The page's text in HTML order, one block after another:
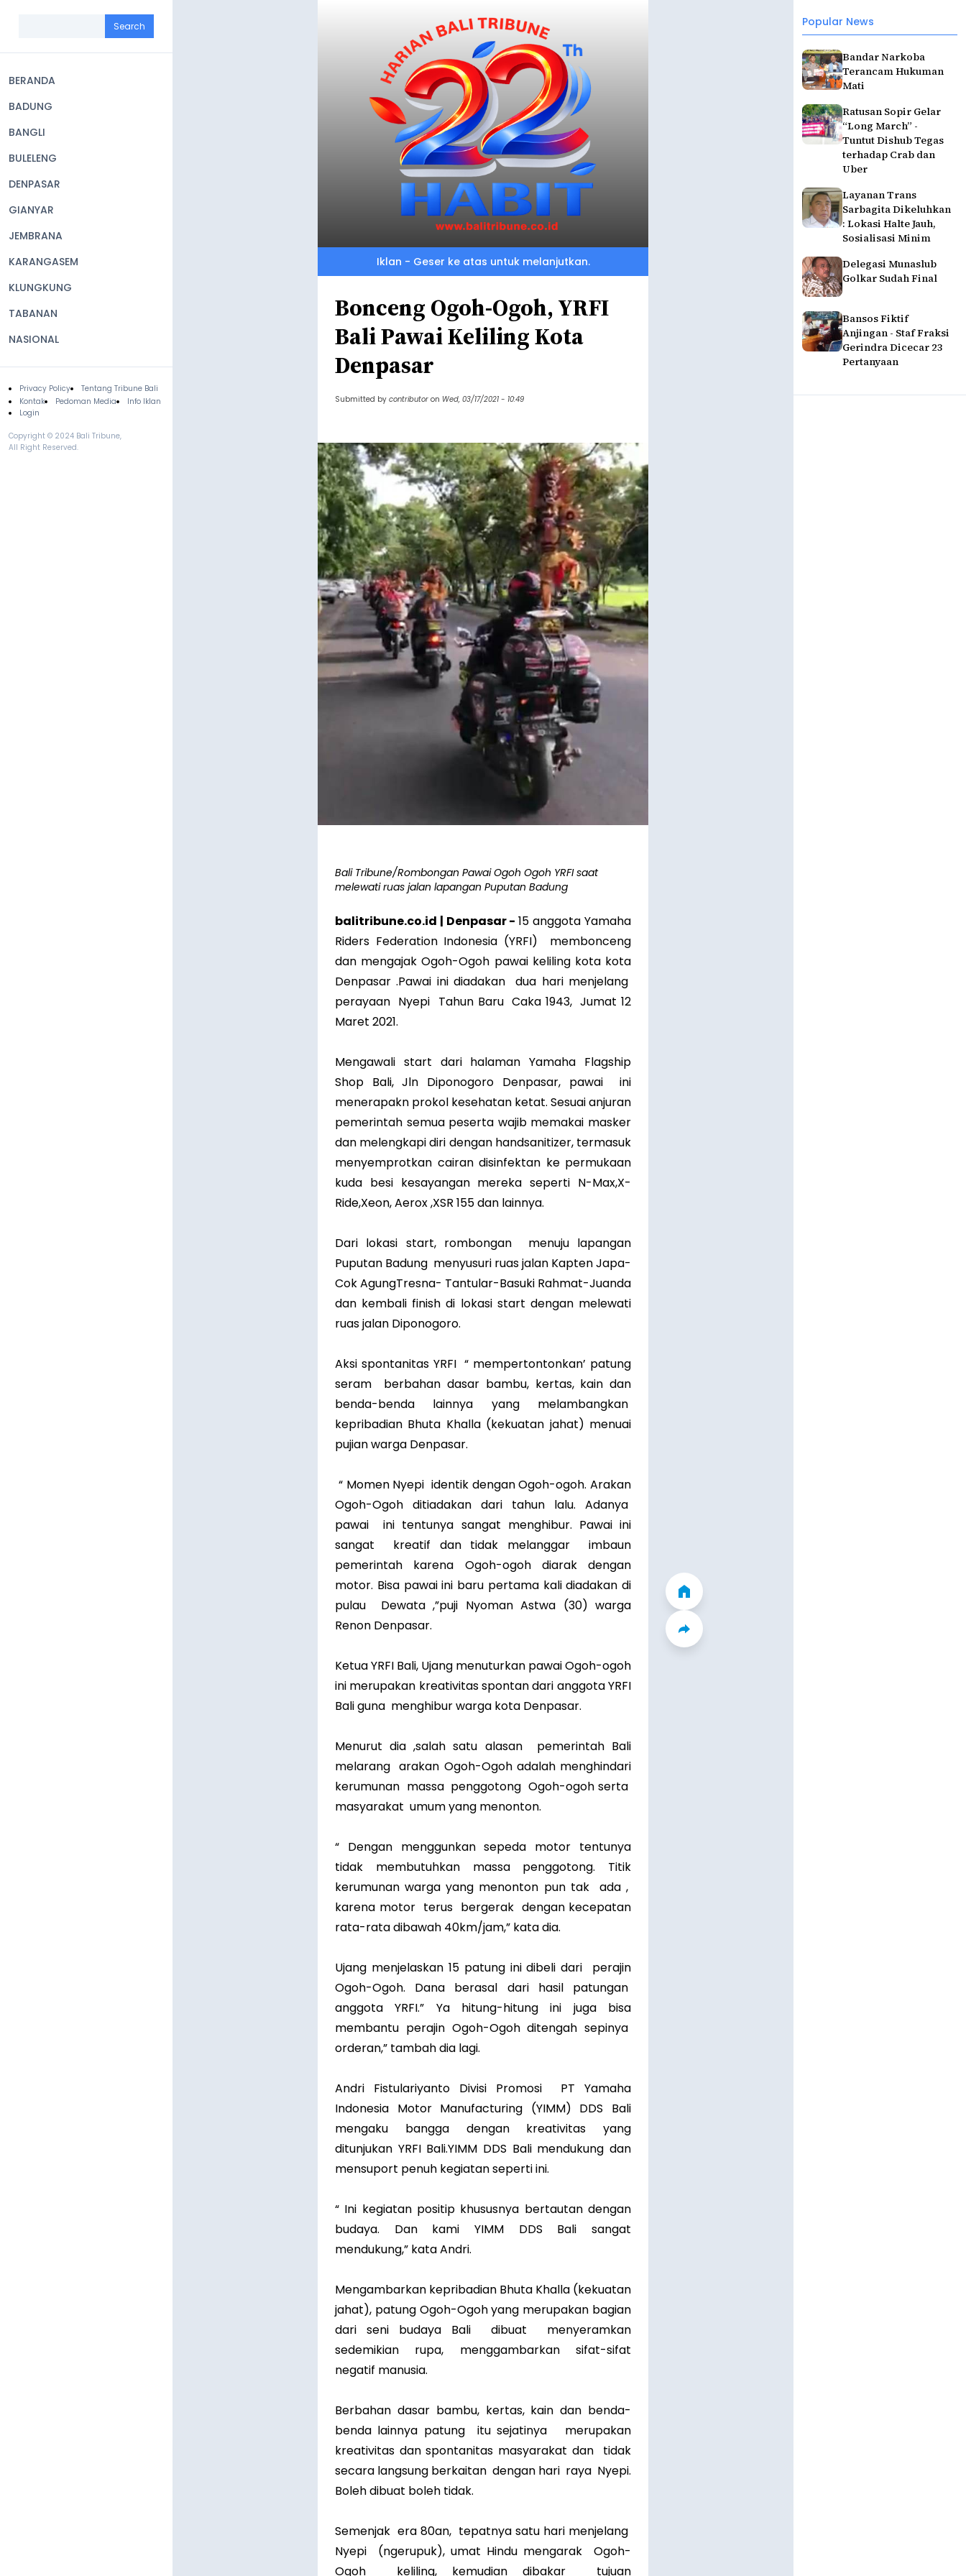
navigation
BERANDA
BADUNG
BANGLI
BULELENG
DENPASAR
GIANYAR
JEMBRANA
KARANGASEM
KLUNGKUNG
TABANAN
NASIONAL
Footer
Privacy Policy
Tentang Tribune Bali
Kontak
Pedoman Media
Info Iklan
Login
Copyright © 2024 Bali Tribune,
All Right Reserved.
Popular News
Bandar Narkoba
Terancam Hukuman
Mati
Ratusan Sopir Gelar
“Long March” -
Tuntut Dishub Tegas
terhadap Crab dan
Uber
Layanan Trans
Sarbagita Dikeluhkan
: Lokasi Halte Jauh,
Sosialisasi Minim
Delegasi Munaslub
Golkar Sudah Final
Bansos Fiktif
Anjingan - Staf Fraksi
Gerindra Dicecar 23
Pertanyaan
Iklan - Geser ke atas untuk melanjutkan.
Bonceng Ogoh-Ogoh, YRFI
Bali Pawai Keliling Kota
Denpasar
Submitted by contributor on Wed, 03/17/2021 - 10:49
Bali Tribune/Rombongan Pawai Ogoh Ogoh YRFI saat
melewati ruas jalan lapangan Puputan Badung
balitribune.co.id | Denpasar -15 anggota Yamaha
Riders Federation Indonesia (YRFI) membonceng
dan mengajak Ogoh-Ogoh pawai keliling kota kota
Denpasar .Pawai ini diadakan dua hari menjelang
perayaan Nyepi Tahun Baru Caka 1943, Jumat 12
Maret 2021.
Mengawali start dari halaman Yamaha Flagship
Shop Bali, Jln Diponogoro Denpasar, pawai ini
menerapakn prokol kesehatan ketat. Sesuai anjuran
pemerintah semua peserta wajib memakai masker
dan melengkapi diri dengan handsanitizer, termasuk
menyemprotkan cairan disinfektan ke permukaan
kuda besi kesayangan mereka seperti N-Max,X-
Ride,Xeon, Aerox ,XSR 155 dan lainnya.
Dari lokasi start, rombongan menuju lapangan
Puputan Badung menyusuri ruas jalan Kapten Japa-
Cok AgungTresna- Tantular-Basuki Rahmat-Juanda
dan kembali finish di lokasi start dengan melewati
ruas jalan Diponogoro.
Aksi spontanitas YRFI “ mempertontonkan’ patung
seram berbahan dasar bambu, kertas, kain dan
benda-benda lainnya yang melambangkan
kepribadian Bhuta Khalla (kekuatan jahat) menuai
pujian warga Denpasar.
“ Momen Nyepi identik dengan Ogoh-ogoh. Arakan
Ogoh-Ogoh ditiadakan dari tahun lalu. Adanya
pawai ini tentunya sangat menghibur. Pawai ini
sangat kreatif dan tidak melanggar imbaun
pemerintah karena Ogoh-ogoh diarak dengan
motor. Bisa pawai ini baru pertama kali diadakan di
pulau Dewata ,”puji Nyoman Astwa (30) warga
Renon Denpasar.
Ketua YRFI Bali, Ujang menuturkan pawai Ogoh-ogoh
ini merupakan kreativitas spontan dari anggota YRFI
Bali guna menghibur warga kota Denpasar.
Menurut dia ,salah satu alasan pemerintah Bali
melarang arakan Ogoh-Ogoh adalah menghindari
kerumunan massa penggotong Ogoh-ogoh serta
masyarakat umum yang menonton.
“ Dengan menggunkan sepeda motor tentunya
tidak membutuhkan massa penggotong. Titik
kerumunan warga yang menonton pun tak ada ,
karena motor terus bergerak dengan kecepatan
rata-rata dibawah 40km/jam,” kata dia.
Ujang menjelaskan 15 patung ini dibeli dari perajin
Ogoh-Ogoh. Dana berasal dari hasil patungan
anggota YRFI.” Ya hitung-hitung ini juga bisa
membantu perajin Ogoh-Ogoh ditengah sepinya
orderan,” tambah dia lagi.
Andri Fistulariyanto Divisi Promosi PT Yamaha
Indonesia Motor Manufacturing (YIMM) DDS Bali
mengaku bangga dengan kreativitas yang
ditunjukan YRFI Bali.YIMM DDS Bali mendukung dan
mensuport penuh kegiatan seperti ini.
“ Ini kegiatan positip khususnya bertautan dengan
budaya. Dan kami YIMM DDS Bali sangat
mendukung,” kata Andri.
Mengambarkan kepribadian Bhuta Khalla (kekuatan
jahat), patung Ogoh-Ogoh yang merupakan bagian
dari seni budaya Bali dibuat menyeramkan
sedemikian rupa, menggambarkan sifat-sifat
negatif manusia.
Berbahan dasar bambu, kertas, kain dan benda-
benda lainnya patung itu sejatinya merupakan
kreativitas dan spontanitas masyarakat dan tidak
secara langsung berkaitan dengan hari raya Nyepi.
Boleh dibuat boleh tidak.
Semenjak era 80an, tepatnya satu hari menjelang
Nyepi (ngerupuk), umat Hindu mengarak Ogoh-
Ogoh keliling, kemudian dibakar tujuan